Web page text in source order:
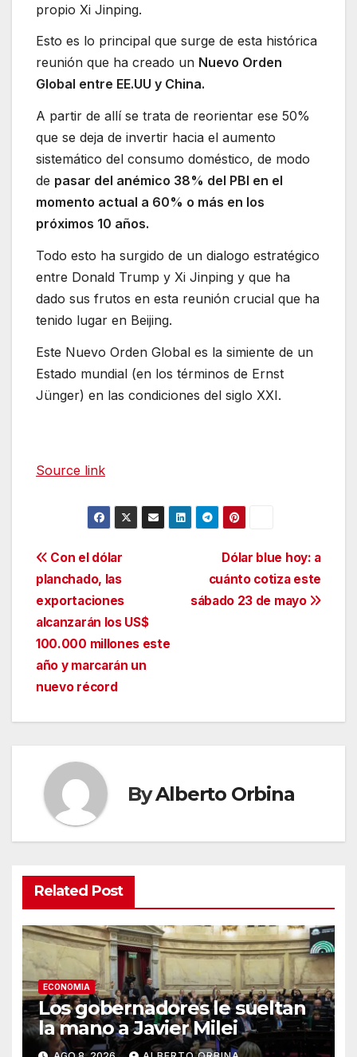
propio Xi Jinping.
Esto es lo principal que surge de esta histórica
reunión que ha creado un Nuevo Orden
Global entre EE.UU y China.
A partir de allí se trata de reorientar ese 50%
que se deja de invertir hacia el aumento
sistemático del consumo doméstico, de modo
de pasar del anémico 38% del PBI en el
momento actual a 60% o más en los
próximos 10 años.
Todo esto ha surgido de un dialogo estratégico
entre Donald Trump y Xi Jinping y que ha
dado sus frutos en esta reunión crucial que ha
tenido lugar en Beijing.
Este Nuevo Orden Global es la simiente de un
Estado mundial (en los términos de Ernst
Jünger) en las condiciones del siglo XXI.
Source link
Navegación
de
entradas
Dólar blue hoy: a
cuánto cotiza este
sábado 23 de mayo
Con el dólar
planchado, las
exportaciones
alcanzarán los US$
100.000 millones este
año y marcarán un
nuevo récord
ByAlberto Orbina
Related Post
ECONOMIA
Los gobernadores le sueltan
la mano a Javier Milei